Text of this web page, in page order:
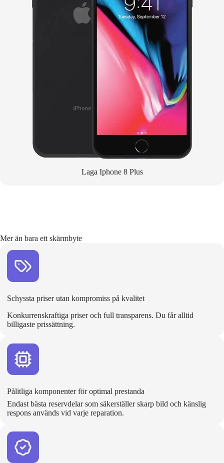
Laga Iphone 8 Plus
Mer än bara ett skärmbyte
Schyssta priser utan kompromiss på kvalitet
Konkurrenskraftiga priser och full transparens. Du får alltid
billigaste prissättning.
Pålitliga komponenter för optimal prestanda
Endast bästa reservdelar som säkerställer skarp bild och känslig
respons används vid varje reparation.